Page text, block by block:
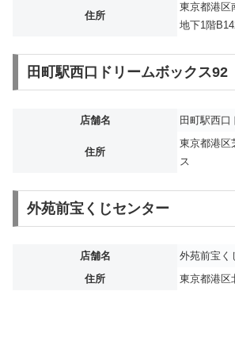
住所
東京都港区
地下1階
田町駅西口ドリームボックス92
店舗名 田町駅西口
住所
東京都港区
ス
外苑前宝くじセンター
店舗名
外苑前宝く
住所
東京都港区